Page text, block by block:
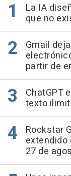
La IA
que no
Gmail
partir de
ChatGPT
texto
Rockstar
extendido
27 de